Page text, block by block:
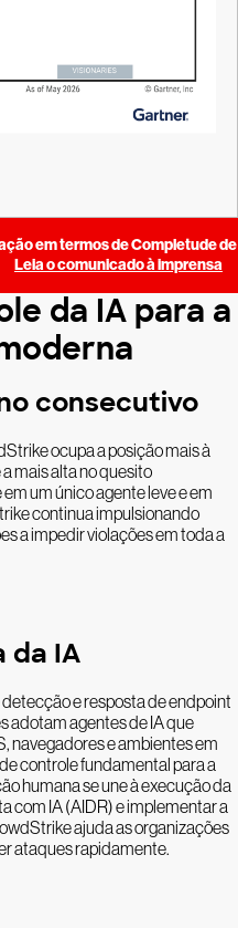
em termos de Completude de
Leia o comunicado à imprensa
da IA para a
consecutivo
ocupa a posição mais à
mais alta no quesito
um único agente leve e em
continua impulsionando
a impedir violações em toda a
da IA
e resposta de endpoint
adotam agentes de IA que
navegadores e ambientes em
controle fundamental para a
humana se une à execução da
com IA (AIDR) e implementar a
ajuda as organizações
ataques rapidamente.